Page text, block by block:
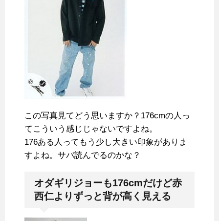
この写真見てどう思いますか？176cmの人っ
てこういう感じじゃないですよね。
176ある人ってもう少し大きい印象がありま
すよね。サバ読んでるのかな？
オダギリジョーも176cmだけど赤
西仁よりずっと背が高く見える